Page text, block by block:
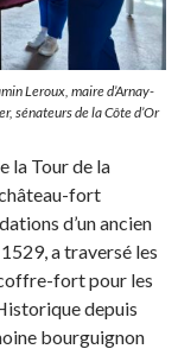
Leroux, maire d’Arnay-
sénateurs de la Côte d’Or
la Tour de la
fort
d’un ancien
a traversé les
fort pour les
depuis
bourguignon